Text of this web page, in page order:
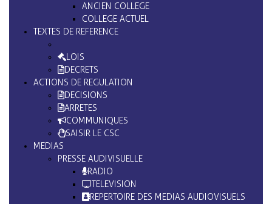
ANCIEN COLLEGE
COLLEGE ACTUEL
TEXTES DE REFERENCE
LOIS
DECRETS
ACTIONS DE REGULATION
DECISIONS
ARRETES
COMMUNIQUES
SAISIR LE CSC
MEDIAS
PRESSE AUDIVISUELLE
RADIO
TELEVISION
REPERTOIRE DES MEDIAS AUDIOVISUELS